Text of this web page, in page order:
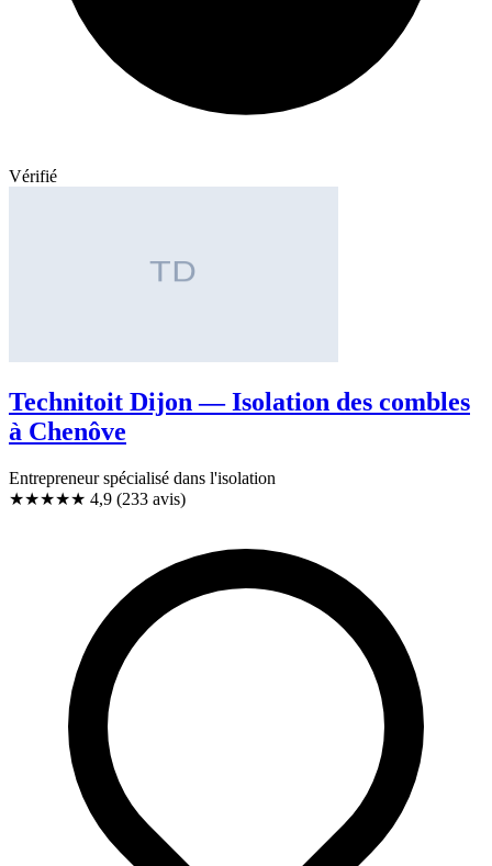
Vérifié
Technitoit Dijon — Isolation des combles
à Chenôve
Entrepreneur spécialisé dans l'isolation
★★★★★ 4,9 (233 avis)